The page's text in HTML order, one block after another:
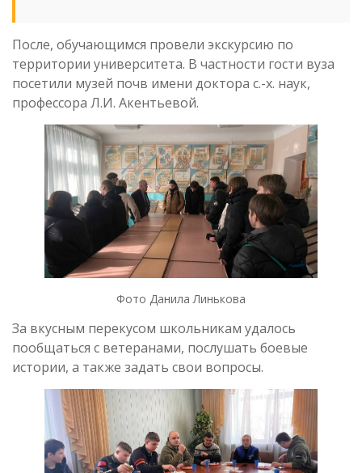
После, обучающимся провели экскурсию по
территории университета. В частности гости вуза
посетили музей почв имени доктора с.-х. наук,
профессора Л.И. Акентьевой.
Фото Данила Линькова
За вкусным перекусом школьникам удалось
пообщаться с ветеранами, послушать боевые
истории, а также задать свои вопросы.